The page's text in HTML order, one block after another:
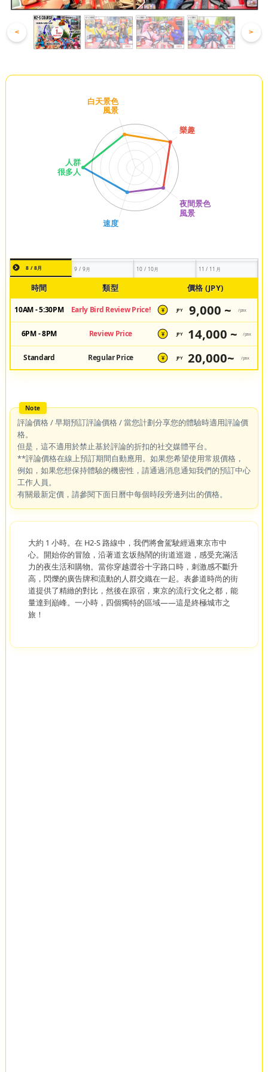
< >
8 / 8月 9 / 9月 10 / 10月 11 / 11月
時間 類型 價格 (JPY)
10AM - 5:30PM Early Bird Review Price! ¥ JPY 9,000 ~ /pax
6PM - 8PM Review Price ¥ JPY 14,000 ~ /pax
Standard Regular Price ¥ JPY 20,000~ /pax
評論價格 / 早期預訂評論價格 / 當您計劃分享您的體驗時適用評論價
格。
但是，這不適用於禁止基於評論的折扣的社交媒體平台。
**評論價格在線上預訂期間自動應用。如果您希望使用常規價格，
例如，如果您想保持體驗的機密性，請通過消息通知我們的預訂中心
工作人員。
有關最新定價，請參閱下面日曆中每個時段旁邊列出的價格。
大約 1 小時。在 H2-S 路線中，我們將會駕駛經過東京市中
心。開始你的冒險，沿著道玄坂熱鬧的街道巡遊，感受充滿活
力的夜生活和購物。當你穿越澀谷十字路口時，刺激感不斷升
高，閃爍的廣告牌和流動的人群交織在一起。表參道時尚的街
道提供了精緻的對比，然後在原宿，東京的流行文化之都，能
量達到巔峰。一小時，四個獨特的區域——這是終極城市之
旅！